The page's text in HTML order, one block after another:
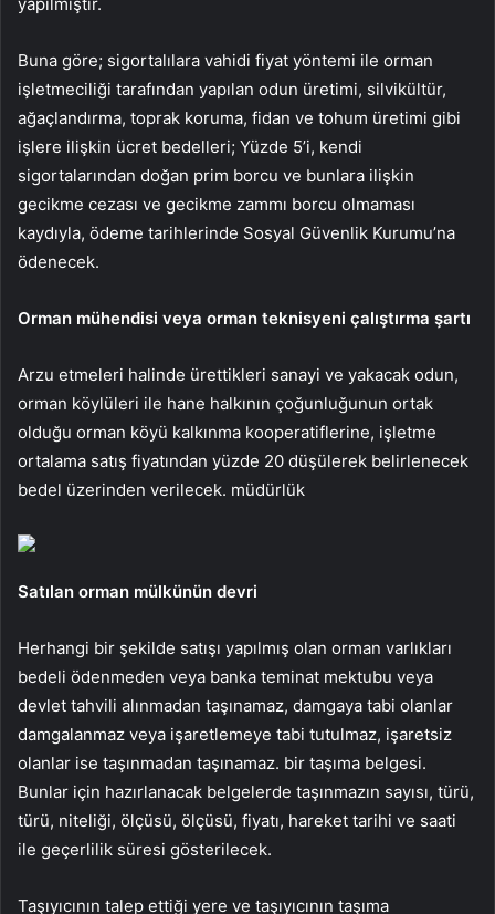
Buna göre; sigortalılara vahidi fiyat yöntemi ile orman
işletmeciliği tarafından yapılan odun üretimi, silvikültür,
ağaçlandırma, toprak koruma, fidan ve tohum üretimi gibi
işlere ilişkin ücret bedelleri; Yüzde 5’i, kendi
sigortalarından doğan prim borcu ve bunlara ilişkin
gecikme cezası ve gecikme zammı borcu olmaması
kaydıyla, ödeme tarihlerinde Sosyal Güvenlik Kurumu’na
ödenecek.
Orman mühendisi veya orman teknisyeni çalıştırma şartı
Arzu etmeleri halinde ürettikleri sanayi ve yakacak odun,
orman köylüleri ile hane halkının çoğunluğunun ortak
olduğu orman köyü kalkınma kooperatiflerine, işletme
ortalama satış fiyatından yüzde 20 düşülerek belirlenecek
bedel üzerinden verilecek. müdürlük
Satılan orman mülkünün devri
Herhangi bir şekilde satışı yapılmış olan orman varlıkları
bedeli ödenmeden veya banka teminat mektubu veya
devlet tahvili alınmadan taşınamaz, damgaya tabi olanlar
damgalanmaz veya işaretlemeye tabi tutulmaz, işaretsiz
olanlar ise taşınmadan taşınamaz. bir taşıma belgesi.
Bunlar için hazırlanacak belgelerde taşınmazın sayısı, türü,
türü, niteliği, ölçüsü, ölçüsü, fiyatı, hareket tarihi ve saati
ile geçerlilik süresi gösterilecek.
Taşıyıcının talep ettiği yere ve taşıyıcının taşıma